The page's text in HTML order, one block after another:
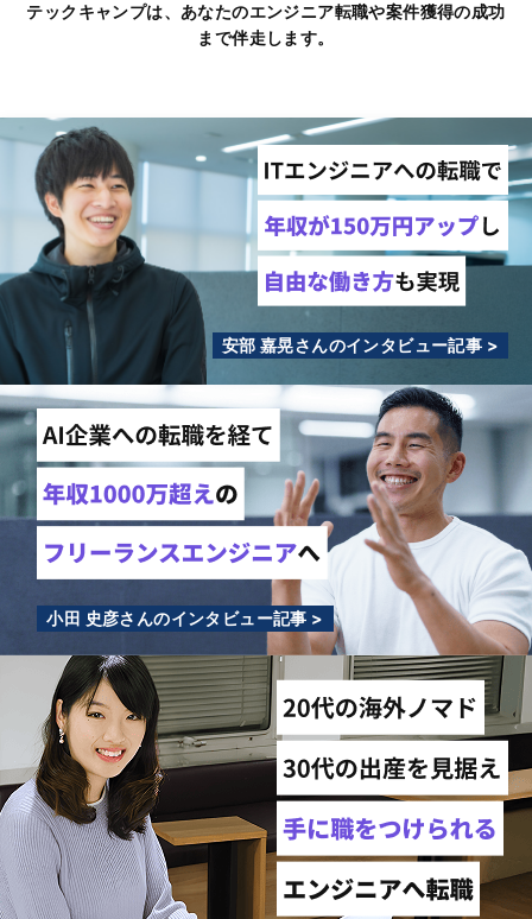
テックキャンプは、あなたのエンジニア転職や案件獲得の成功
まで伴走します。
安部 嘉晃さんのインタビュー記事 >
小田 史彦さんのインタビュー記事 >